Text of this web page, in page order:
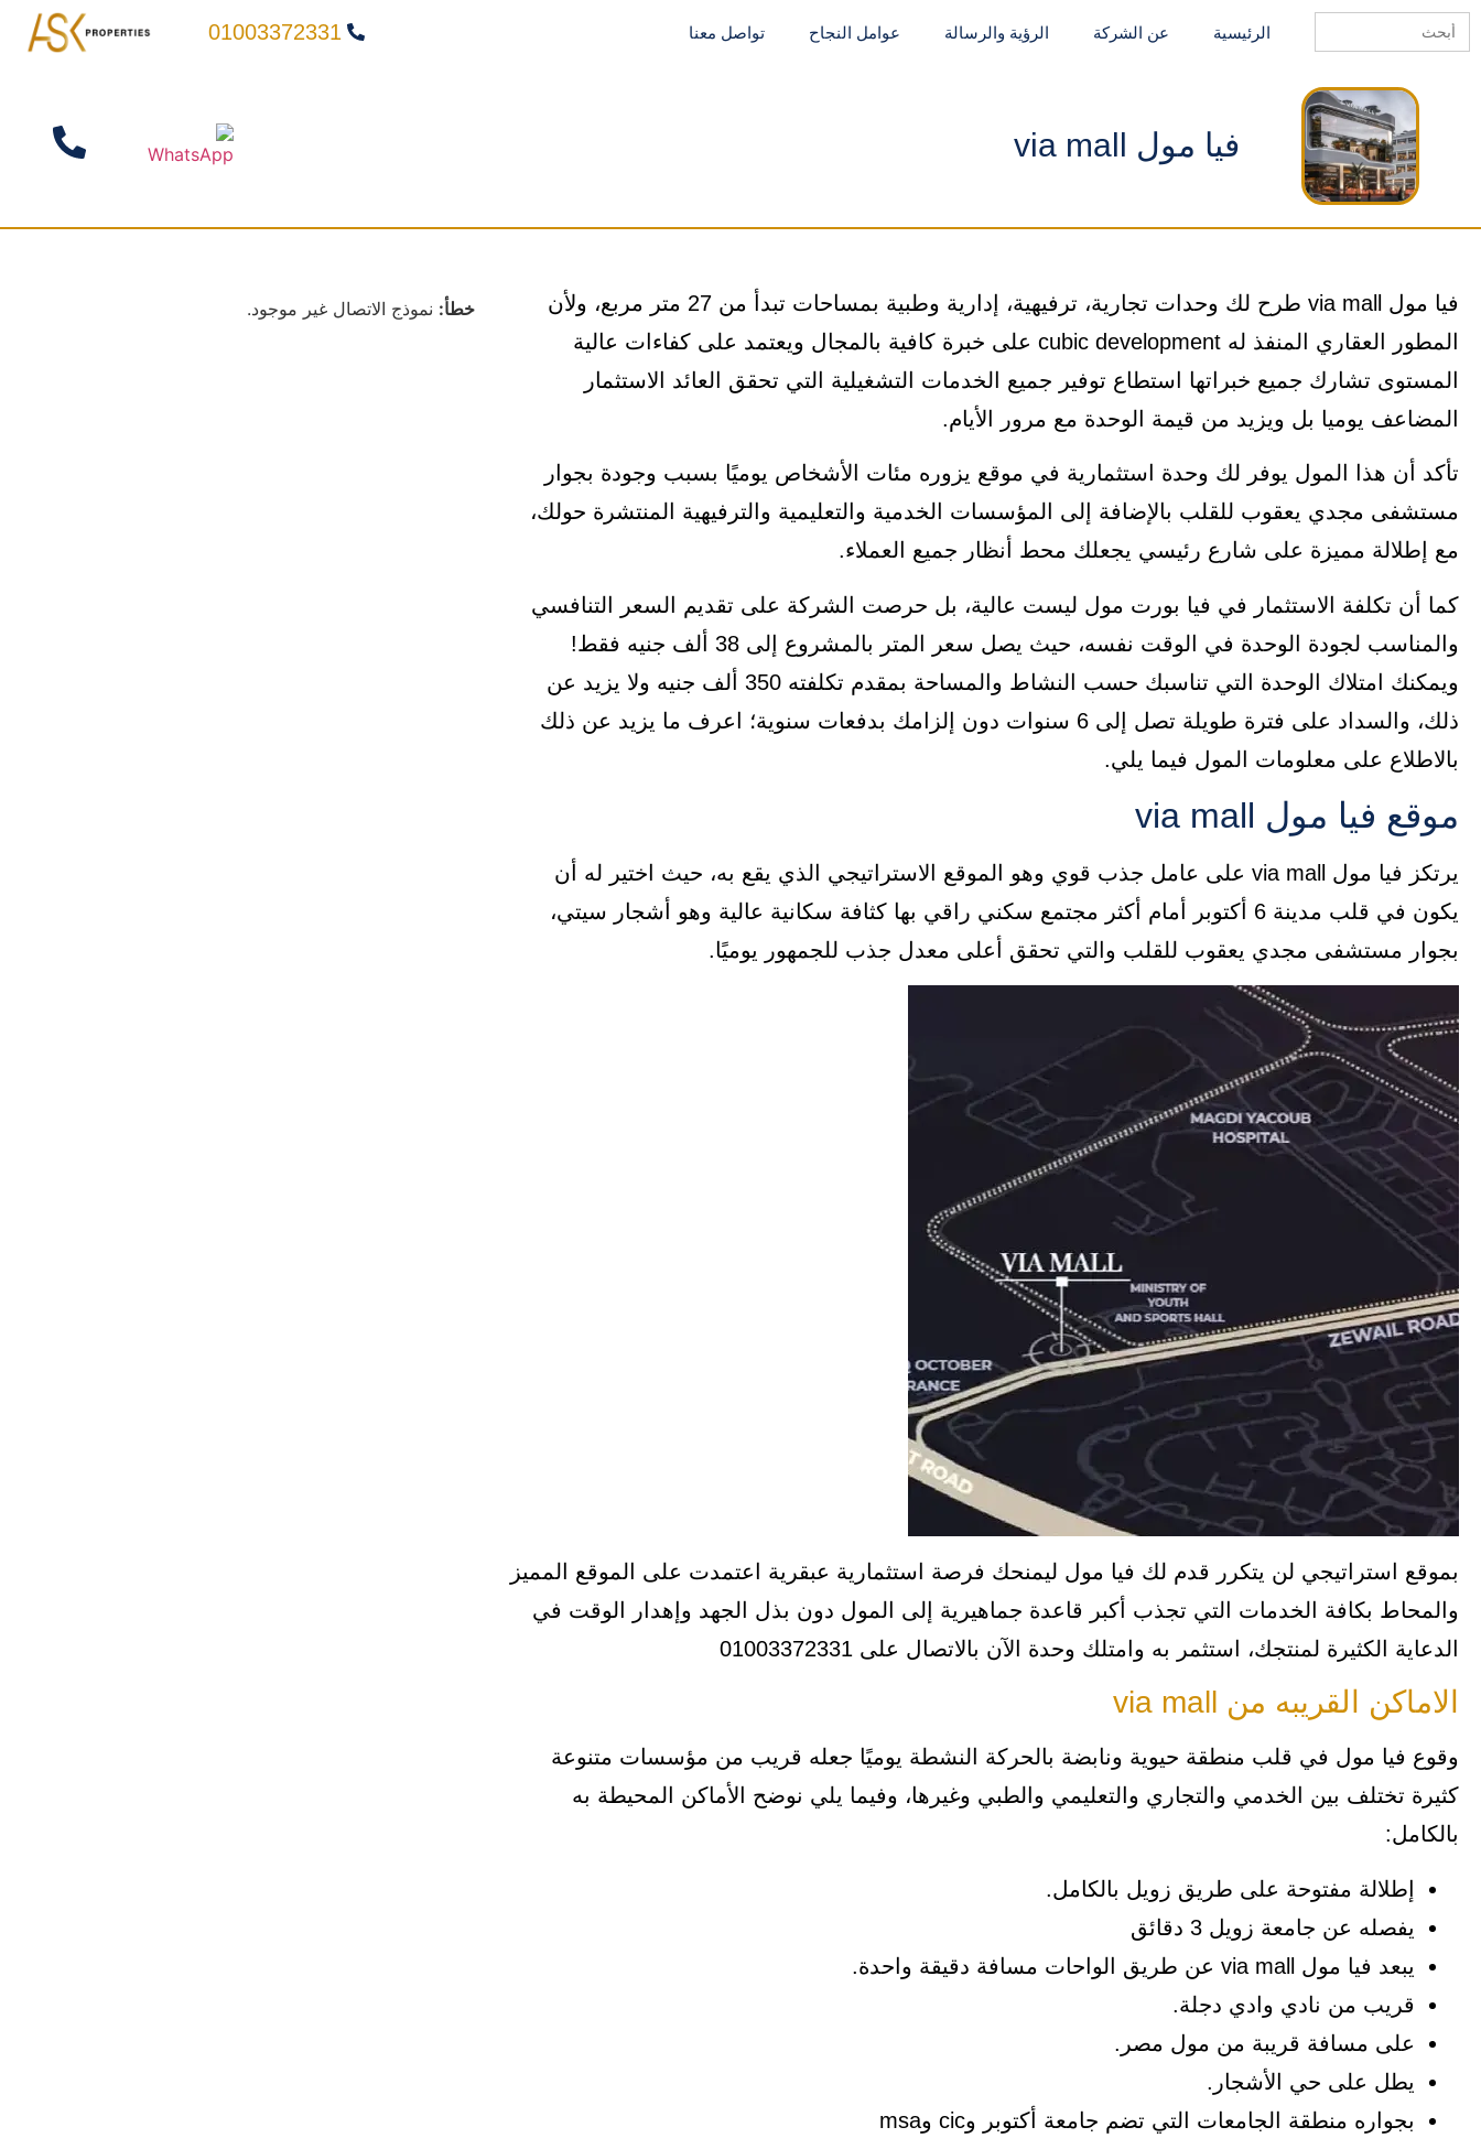
Search
for:
الرئيسية عن الشركة الرؤية والرسالة عوامل النجاح تواصل معنا 01003372331
فيا مول via mall
فيا مول via mall طرح لك وحدات تجارية، ترفيهية، إدارية وطبية بمساحات تبدأ من 27 متر مربع، ولأن
المطور العقاري المنفذ له cubic development على خبرة كافية بالمجال ويعتمد على كفاءات عالية
المستوى تشارك جميع خبراتها استطاع توفير جميع الخدمات التشغيلية التي تحقق العائد الاستثمار
المضاعف يوميا بل ويزيد من قيمة الوحدة مع مرور الأيام.
تأكد أن هذا المول يوفر لك وحدة استثمارية في موقع يزوره مئات الأشخاص يوميًا بسبب وجودة بجوار
مستشفى مجدي يعقوب للقلب بالإضافة إلى المؤسسات الخدمية والتعليمية والترفيهية المنتشرة حولك،
مع إطلالة مميزة على شارع رئيسي يجعلك محط أنظار جميع العملاء.
كما أن تكلفة الاستثمار في فيا بورت مول ليست عالية، بل حرصت الشركة على تقديم السعر التنافسي
والمناسب لجودة الوحدة في الوقت نفسه، حيث يصل سعر المتر بالمشروع إلى 38 ألف جنيه فقط!
ويمكنك امتلاك الوحدة التي تناسبك حسب النشاط والمساحة بمقدم تكلفته 350 ألف جنيه ولا يزيد عن
ذلك، والسداد على فترة طويلة تصل إلى 6 سنوات دون إلزامك بدفعات سنوية؛ اعرف ما يزيد عن ذلك
بالاطلاع على معلومات المول فيما يلي.
موقع فيا مول via mall
يرتكز فيا مول via mall على عامل جذب قوي وهو الموقع الاستراتيجي الذي يقع به، حيث اختير له أن
يكون في قلب مدينة 6 أكتوبر أمام أكثر مجتمع سكني راقي بها كثافة سكانية عالية وهو أشجار سيتي،
بجوار مستشفى مجدي يعقوب للقلب والتي تحقق أعلى معدل جذب للجمهور يوميًا.
بموقع استراتيجي لن يتكرر قدم لك فيا مول ليمنحك فرصة استثمارية عبقرية اعتمدت على الموقع المميز
والمحاط بكافة الخدمات التي تجذب أكبر قاعدة جماهيرية إلى المول دون بذل الجهد وإهدار الوقت في
الدعاية الكثيرة لمنتجك، استثمر به وامتلك وحدة الآن بالاتصال على 01003372331
الاماكن القريبه من via mall
وقوع فيا مول في قلب منطقة حيوية ونابضة بالحركة النشطة يوميًا جعله قريب من مؤسسات متنوعة
كثيرة تختلف بين الخدمي والتجاري والتعليمي والطبي وغيرها، وفيما يلي نوضح الأماكن المحيطة به
بالكامل:
إطلالة مفتوحة على طريق زويل بالكامل.
يفصله عن جامعة زويل 3 دقائق
يبعد فيا مول via mall عن طريق الواحات مسافة دقيقة واحدة.
قريب من نادي وادي دجلة.
على مسافة قريبة من مول مصر.
يطل على حي الأشجار.
بجواره منطقة الجامعات التي تضم جامعة أكتوبر وcic وmsa
خطأ: نموذج الاتصال غير موجود.